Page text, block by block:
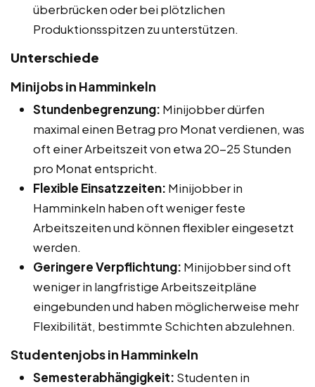
überbrücken oder bei plötzlichen
Produktionsspitzen zu unterstützen.
Unterschiede
Minijobs in Hamminkeln
Stundenbegrenzung: Minijobber dürfen
maximal einen Betrag pro Monat verdienen, was
oft einer Arbeitszeit von etwa 20-25 Stunden
pro Monat entspricht.
Flexible Einsatzzeiten: Minijobber in
Hamminkeln haben oft weniger feste
Arbeitszeiten und können flexibler eingesetzt
werden.
Geringere Verpflichtung: Minijobber sind oft
weniger in langfristige Arbeitszeitpläne
eingebunden und haben möglicherweise mehr
Flexibilität, bestimmte Schichten abzulehnen.
Studentenjobs in Hamminkeln
Semesterabhängigkeit: Studenten in